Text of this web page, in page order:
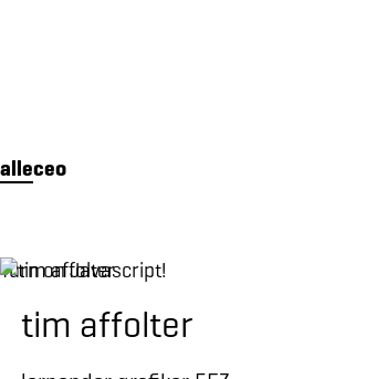
alleceo
tim affolter
Turn on Javascript!